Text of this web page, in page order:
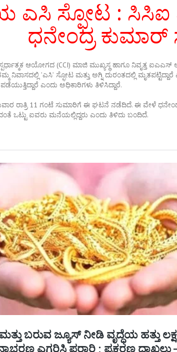
ಸ್ಫೋಟ : ಸಿಸಿಐ
ಧನೇಂದ್ರ ಕುಮಾರ್
ಆಯೋಗದ (CCI) ಮಾಜಿ ಮುಖ್ಯಸ್ಥ ಹಾಗೂ ನಿವೃತ್ತ
ನಿವಾಸದಲ್ಲಿ ʼಎಸಿʼ ಸ್ಫೋಟ ಮತ್ತು ಅಗ್ನಿ ದುರಂತದಲ್ಲಿ
ಎಂದು ಅಧಿಕಾರಿಗಳು ತಿಳಿಸಿದ್ದಾರೆ.
ರಾತ್ರಿ 11 ಗಂಟೆ ಸುಮಾರಿಗೆ ಈ ಘಟನೆ ನಡೆದಿದೆ. ಈ ವೇಳೆ
ಒಟ್ಟು ಐವರು ಮನೆಯಲ್ಲಿದ್ದರು ಎಂದು ತಿಳಿದು ಬಂದಿದೆ.